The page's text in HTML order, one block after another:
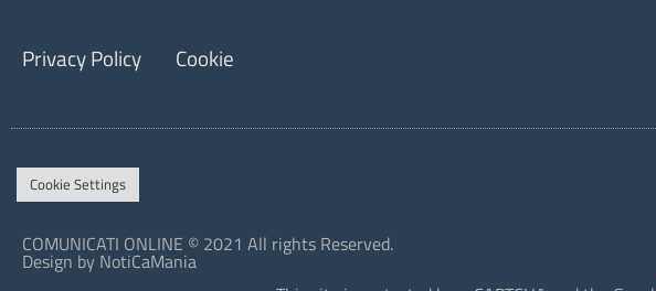
Privacy Policy Cookie
Cookie Settings
COMUNICATI ONLINE © 2021 All rights Reserved.
Design by NotiCaMania